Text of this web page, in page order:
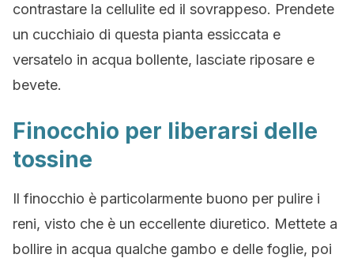
contrastare la cellulite ed il sovrappeso. Prendete
un cucchiaio di questa pianta essiccata e
versatelo in acqua bollente, lasciate riposare e
bevete.
Finocchio per liberarsi delle
tossine
Il finocchio è particolarmente buono per pulire i
reni, visto che è un eccellente diuretico. Mettete a
bollire in acqua qualche gambo e delle foglie, poi